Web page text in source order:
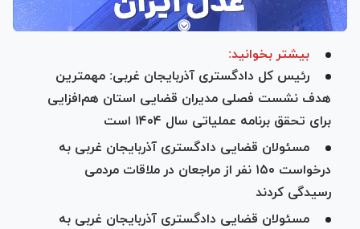
بیشتر بخوانید:
رئیس کل دادگستری آذربایجان غربی: مهمترین
هدف نشست فصلی مدیران قضایی استان هم‌افزایی
برای تحقق برنامه عملیاتی سال ۱۴۰۴ است
مسئولان قضایی دادگستری آذربایجان غربی به
درخواست ۱۵۰ نفر از مراجعان در ملاقات مردمی
رسیدگی کردند
مسئولان قضایی دادگستری آذربایجان غربی به